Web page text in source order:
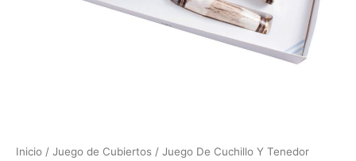
Inicio / Juego de Cubiertos / Juego De Cuchillo Y Tenedor